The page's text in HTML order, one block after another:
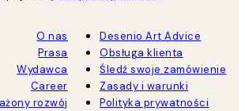
O nas
Prasa
Wydawca
Career
rozwój
Desenio Art Advice
Obsługa klienta
Śledź swoje zamówienie
Zasady i warunki
Polityka prywatności